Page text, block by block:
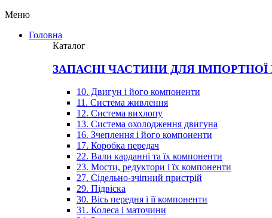
Меню
Головна
Каталог
ЗАПАСНІ ЧАСТИНИ ДЛЯ
10. Двигун і його компоненти
11. Система живлення
12. Система вихлопу
13. Система охолодження двигуна
16. Зчеплення і його компоненти
17. Коробка передач
22. Вали карданні та їх компоненти
23. Мости, редуктори і їх компоненти
27. Сідельно-зчіпний пристрій
29. Підвіска
30. Вісь передня і її компоненти
31. Колеса і маточини